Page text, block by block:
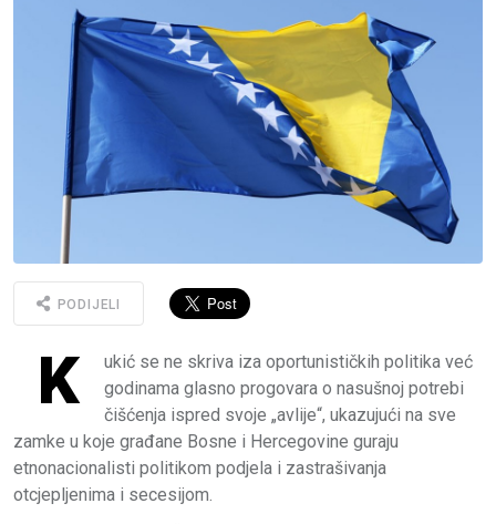
PODIJELI
K
ukić se ne skriva iza oportunističkih politika već
godinama glasno progovara o nasušnoj potrebi
čišćenja ispred svoje „avlije“, ukazujući na sve
zamke u koje građane Bosne i Hercegovine guraju
etnonacionalisti politikom podjela i zastrašivanja
otcjepljenima i secesijom.